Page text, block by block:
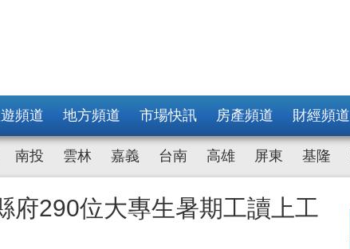
頻道 地方頻道 市場快訊 房產頻道 財經頻道
南投 雲林 嘉義 台南 高雄 屏東 基隆
290位大專生暑期工讀上工